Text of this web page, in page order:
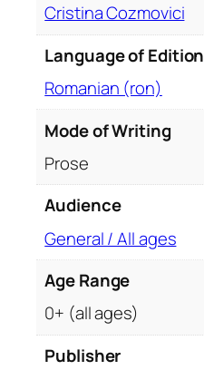
u
a
i
Cristina Cozmovici
Language of Edition
Romanian (ron)
Mode of Writing
Prose
Audience
General / All ages
Age Range
0+ (all ages)
Publisher